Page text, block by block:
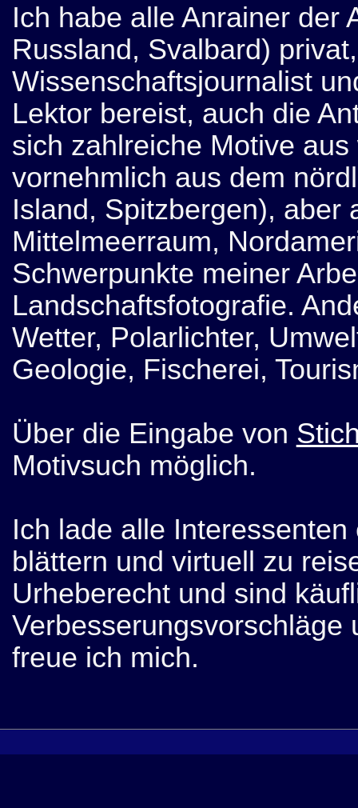
Ich habe alle Anrainer der
Russland, Svalbard)
Wissenschaftsjournalist
Lektor bereist, auch die
sich zahlreiche Motive
vornehmlich aus dem
Island, Spitzbergen), aber
Mittelmeerraum,
Schwerpunkte meiner
Landschaftsfotografie.
Wetter, Polarlichter,
Geologie, Fischerei,
Über die Eingabe von
Motivsuch möglich.
Ich lade alle
blättern und virtuell zu
Urheberecht und sind
Verbesserungsvorschläge
freue ich mich.